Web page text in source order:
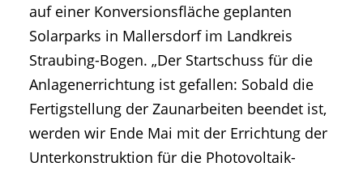
auf einer Konversionsfläche geplanten
Solarparks in Mallersdorf im Landkreis
Straubing-Bogen. „Der Startschuss für die
Anlagenerrichtung ist gefallen: Sobald die
Fertigstellung der Zaunarbeiten beendet ist,
werden wir Ende Mai mit der Errichtung der
Unterkonstruktion für die Photovoltaik-